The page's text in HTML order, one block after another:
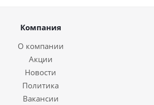
Компания
О компании
Акции
Новости
Политика
Вакансии